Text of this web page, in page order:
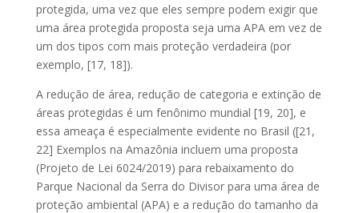
protegida, uma vez que eles sempre podem exigir que
uma área protegida proposta seja uma APA em vez de
um dos tipos com mais proteção verdadeira (por
exemplo, [17, 18]).
A redução de área, redução de categoria e extinção de
áreas protegidas é um fenônimo mundial [19, 20], e
essa ameaça é especialmente evidente no Brasil ([21,
22] Exemplos na Amazônia incluem uma proposta
(Projeto de Lei 6024/2019) para rebaixamento do
Parque Nacional da Serra do Divisor para uma área de
proteção ambiental (APA) e a redução do tamanho da